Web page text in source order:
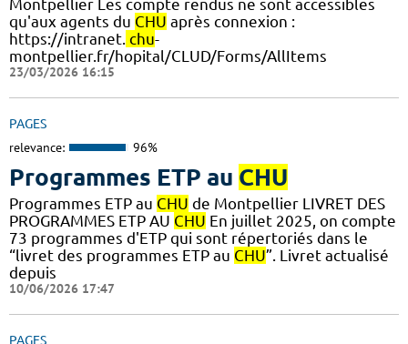
Montpellier Les compte rendus ne sont accessibles
qu'aux agents du CHU après connexion :
https://intranet. chu-
montpellier.fr/hopital/CLUD/Forms/AllItems
23/03/2026 16:15
PAGES
relevance: 96%
Programmes ETP au CHU
Programmes ETP au CHU de Montpellier LIVRET DES
PROGRAMMES ETP AU CHU En juillet 2025, on compte
73 programmes d'ETP qui sont répertoriés dans le
“livret des programmes ETP au CHU”. Livret actualisé
depuis
10/06/2026 17:47
PAGES